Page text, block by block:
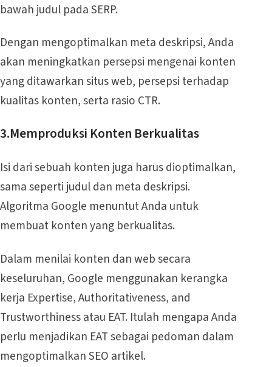
bawah judul pada SERP.
Dengan mengoptimalkan meta deskripsi, Anda
akan meningkatkan persepsi mengenai konten
yang ditawarkan situs web, persepsi terhadap
kualitas konten, serta rasio CTR.
3.Memproduksi Konten Berkualitas
Isi dari sebuah konten juga harus dioptimalkan,
sama seperti judul dan meta deskripsi.
Algoritma Google menuntut Anda untuk
membuat konten yang berkualitas.
Dalam menilai konten dan web secara
keseluruhan, Google menggunakan kerangka
kerja Expertise, Authoritativeness, and
Trustworthiness atau EAT. Itulah mengapa Anda
perlu menjadikan EAT sebagai pedoman dalam
mengoptimalkan SEO artikel.